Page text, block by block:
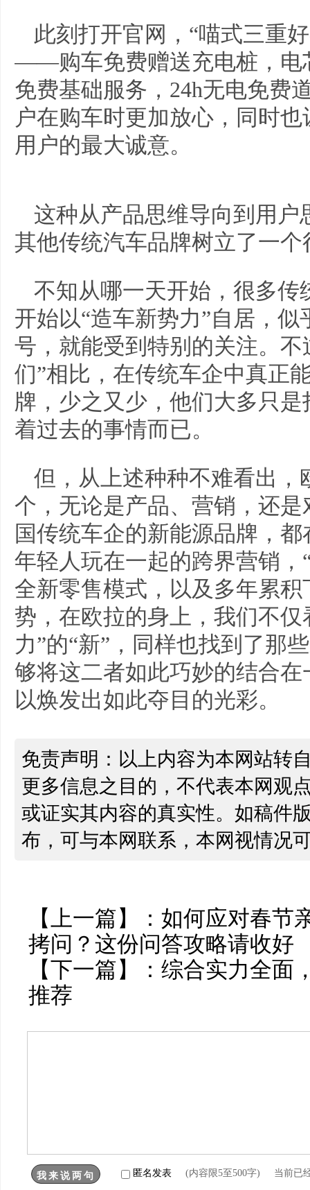
此刻打开官网，“喵式三重
——购车免费赠送充电桩，电
免费基础服务，24h无电免费
户在购车时更加放心，同时
用户的最大诚意。
这种从产品思维导向到用
其他传统汽车品牌树立了一个
不知从哪一天开始，很多
开始以“造车新势力”自居，似
号，就能受到特别的关注。
们”相比，在传统车企中真正
牌，少之又少，他们大多只
着过去的事情而已。
但，从上述种种不难看出
个，无论是产品、营销，还
国传统车企的新能源品牌，
年轻人玩在一起的跨界营销，
全新零售模式，以及多年累
势，在欧拉的身上，我们不
力”的“新”，同样也找到了那
够将这二者如此巧妙的结合
以焕发出如此夺目的光彩。
免责声明：以上内容为本网站转
更多信息之目的，不代表本网观
或证实其内容的真实性。如稿件
布，可与本网联系，本网视情况
【上一篇】： 如何应对春节
拷问？这份问答攻略请收好
【下一篇】： 综合实力全面
推荐
匿名发表 (内容限5至500字) 当前已